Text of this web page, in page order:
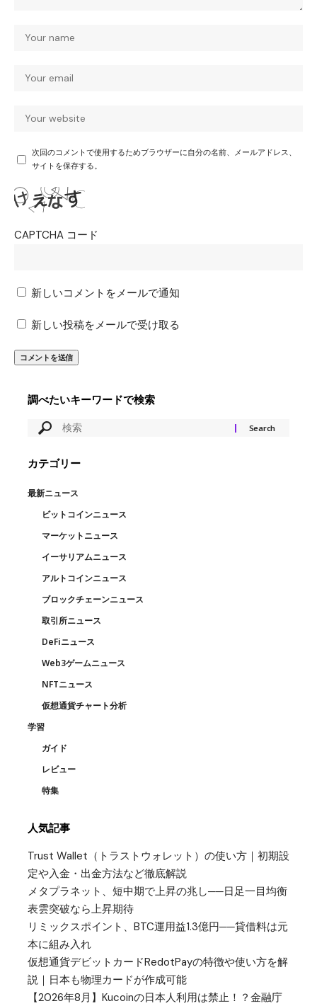
次回のコメントで使用するためブラウザーに自分の名前、メールアドレス、
サイトを保存する。
CAPTCHA コード
新しいコメントをメールで通知
新しい投稿をメールで受け取る
調べたいキーワードで検索
カテゴリー
最新ニュース
ビットコインニュース
マーケットニュース
イーサリアムニュース
アルトコインニュース
ブロックチェーンニュース
取引所ニュース
DeFiニュース
Web3ゲームニュース
NFTニュース
仮想通貨チャート分析
学習
ガイド
レビュー
特集
人気記事
Trust Wallet（トラストウォレット）の使い方｜初期設
定や入金・出金方法など徹底解説
メタプラネット、短中期で上昇の兆し──日足一目均衡
表雲突破なら上昇期待
リミックスポイント、BTC運用益1.3億円──貸借料は元
本に組み入れ
仮想通貨デビットカードRedotPayの特徴や使い方を解
説｜日本も物理カードが作成可能
【2026年8月】Kucoinの日本人利用は禁止！？金融庁